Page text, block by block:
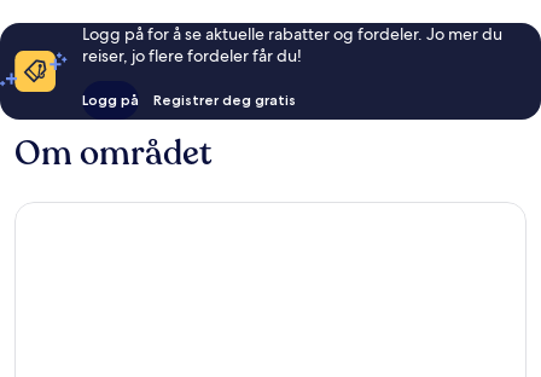
Logg på for å se aktuelle rabatter og fordeler. Jo mer du
reiser, jo flere fordeler får du!
Logg på Registrer deg gratis
Om området